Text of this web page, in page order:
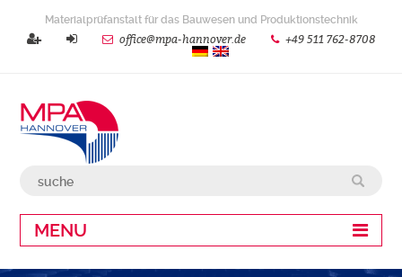
Materialprüfanstalt für das Bauwesen und Produktionstechnik
office@mpa-hannover.de +49 511 762-8708
MENU